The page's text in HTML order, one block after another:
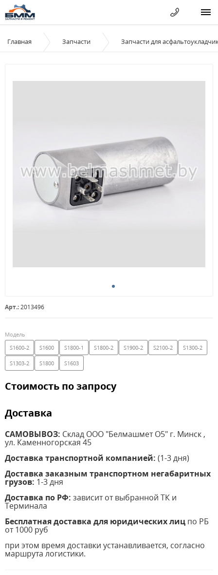
Главная Запчасти Запчасти для
Арт.:2013496
Модель
S1600-2
S1600 S1800-1 S1800-2 S1900-2 S2100-2 S1300-2
S1303-2 S1800 S1603
Стоимость по запросу
Доставка
САМОВЫВОЗ: Склад ООО "Белмашмет О5" г. Минск ,
ул. Каменногорская 45
Доставка транспортной компанией: (1-3 дня)
Доставка заказным транспортном негабаритных
грузов: 1-3 дня
Доставка по РФ: зависит от выбранной ТК и
Терминала
Бесплатная доставка для юридических лиц по РБ
от 1000 руб
при этом время доставки устанавливается, согласно
маршрута логистики.